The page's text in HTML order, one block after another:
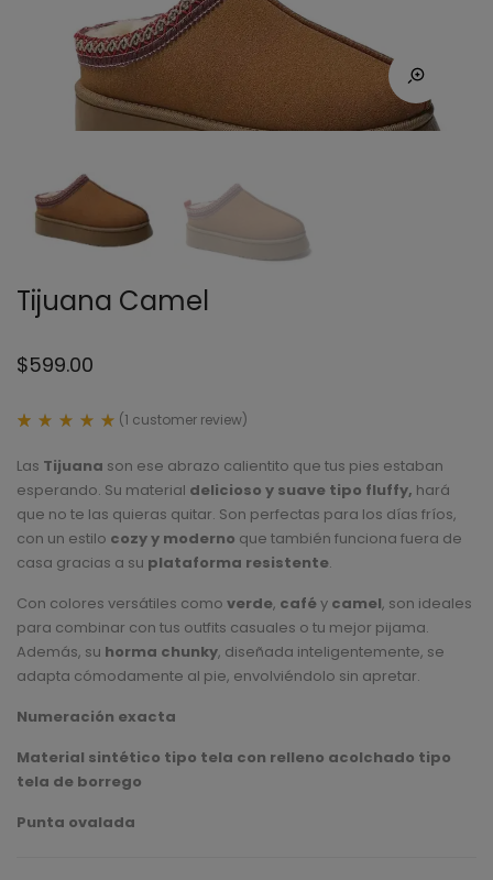
Tijuana Camel
$599.00
out
of 5
based
on
rating
(1 customer review)
Las Tijuana son ese abrazo calientito que tus pies estaban
esperando. Su material delicioso y suave tipo fluffy, hará
que no te las quieras quitar. Son perfectas para los días fríos,
con un estilo cozy y moderno que también funciona fuera de
casa gracias a su plataforma resistente.
Con colores versátiles como verde, caféy camel, son ideales
para combinar con tus outfits casuales o tu mejor pijama.
Además, su horma chunky, diseñada inteligentemente, se
adapta cómodamente al pie, envolviéndolo sin apretar.
Numeración exacta
Material sintético tipo tela con relleno acolchado tipo
tela de borrego
Punta ovalada